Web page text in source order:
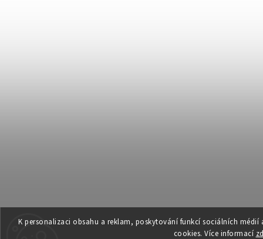
K personalizaci obsahu a reklam, poskytování funkcí sociálních
cookies. Více informací